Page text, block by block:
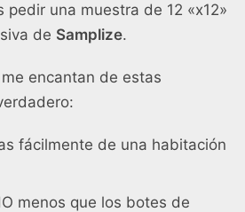
pedir una muestra de 12 «x12»
de Samplize.
encantan de estas
fácilmente de una habitación
menos que los botes de